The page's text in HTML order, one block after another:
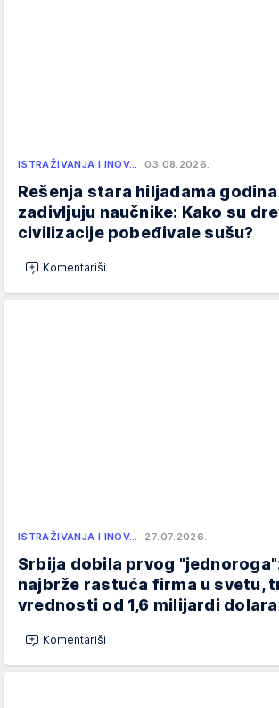
ISTRAŽIVANJA I INOV… 03.08.2026.
Rešenja stara hiljadama
zadivljuju naučnike: Kako su
civilizacije pobeđivale sušu?
Komentariši
ISTRAŽIVANJA I INOV… 27.07.2026.
Srbija dobila prvog
najbrže rastuća firma u svetu,
vrednosti od 1,6 milijardi dolara
Komentariši